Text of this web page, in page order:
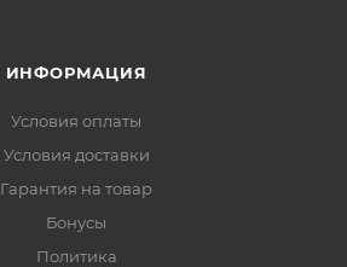
ИНФОРМАЦИЯ
Условия оплаты
Условия доставки
Гарантия на товар
Бонусы
Политика